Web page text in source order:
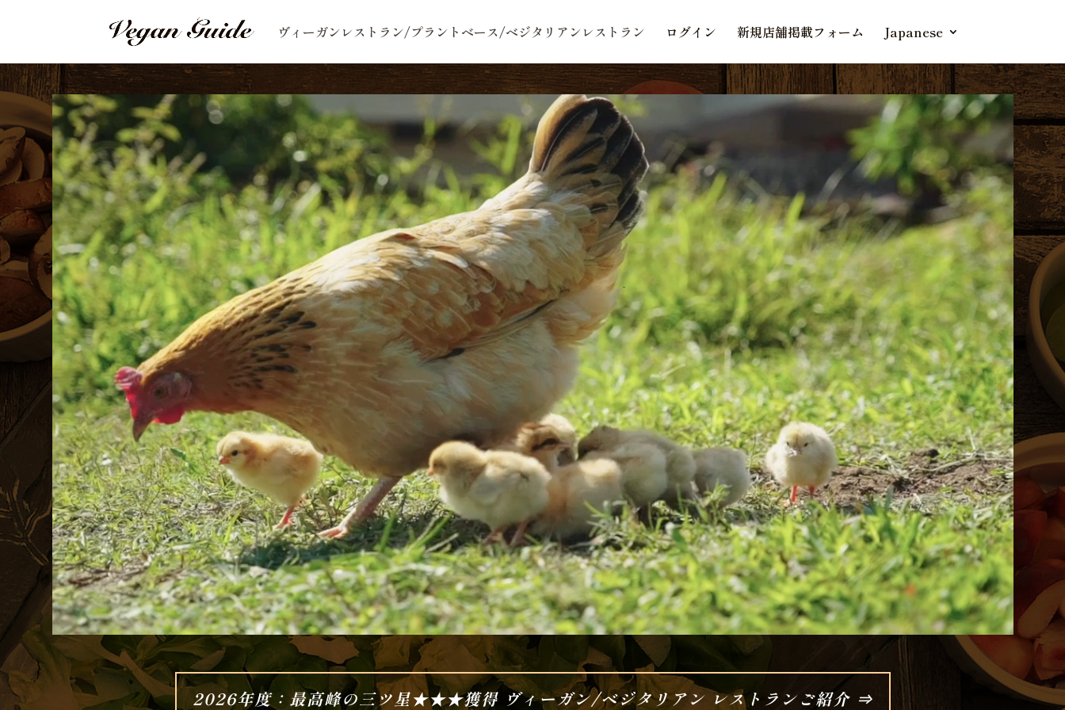
ヴィーガンレストラン/プラントベース/ベジタリアンレストラン ログイン 新規店舗掲載フォーム Japanese
2026年度：最高峰の三ツ星★★★獲得 ヴィーガン/ベジタリアン レストランご紹介 ⇒